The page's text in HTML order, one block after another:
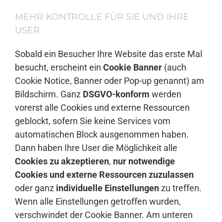
MEHR KONTROLLE FÜR SIE UND IHRE
USER
Sobald ein Besucher Ihre Website das erste Mal
besucht, erscheint ein Cookie Banner (auch
Cookie Notice, Banner oder Pop-up genannt) am
Bildschirm. Ganz DSGVO-konform werden
vorerst alle Cookies und externe Ressourcen
geblockt, sofern Sie keine Services vom
automatischen Block ausgenommen haben.
Dann haben Ihre User die Möglichkeit alle
Cookies zu akzeptieren, nur notwendige
Cookies und externe Ressourcen zuzulassen
oder ganz individuelle Einstellungenzu treffen.
Wenn alle Einstellungen getroffen wurden,
verschwindet der Cookie Banner. Am unteren